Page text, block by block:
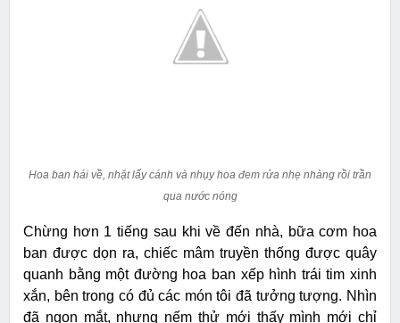
Hoa ban hái về, nhặt lấy cánh và nhụy hoa đem rửa nhẹ nhàng rồi trần
qua nước nóng
Chừng hơn 1 tiếng sau khi về đến nhà, bữa cơm hoa
ban được dọn ra, chiếc mâm truyền thống được quây
quanh bằng một đường hoa ban xếp hình trái tim xinh
xắn, bên trong có đủ các món tôi đã tưởng tượng. Nhìn
đã ngon mắt, nhưng nếm thử mới thấy mình mới chỉ